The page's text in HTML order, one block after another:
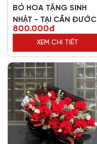
BÓ HOA TẶNG SINH
NHẬT - TẠI CẦN ĐƯỚC
800.000đ
XEM CHI TIẾT